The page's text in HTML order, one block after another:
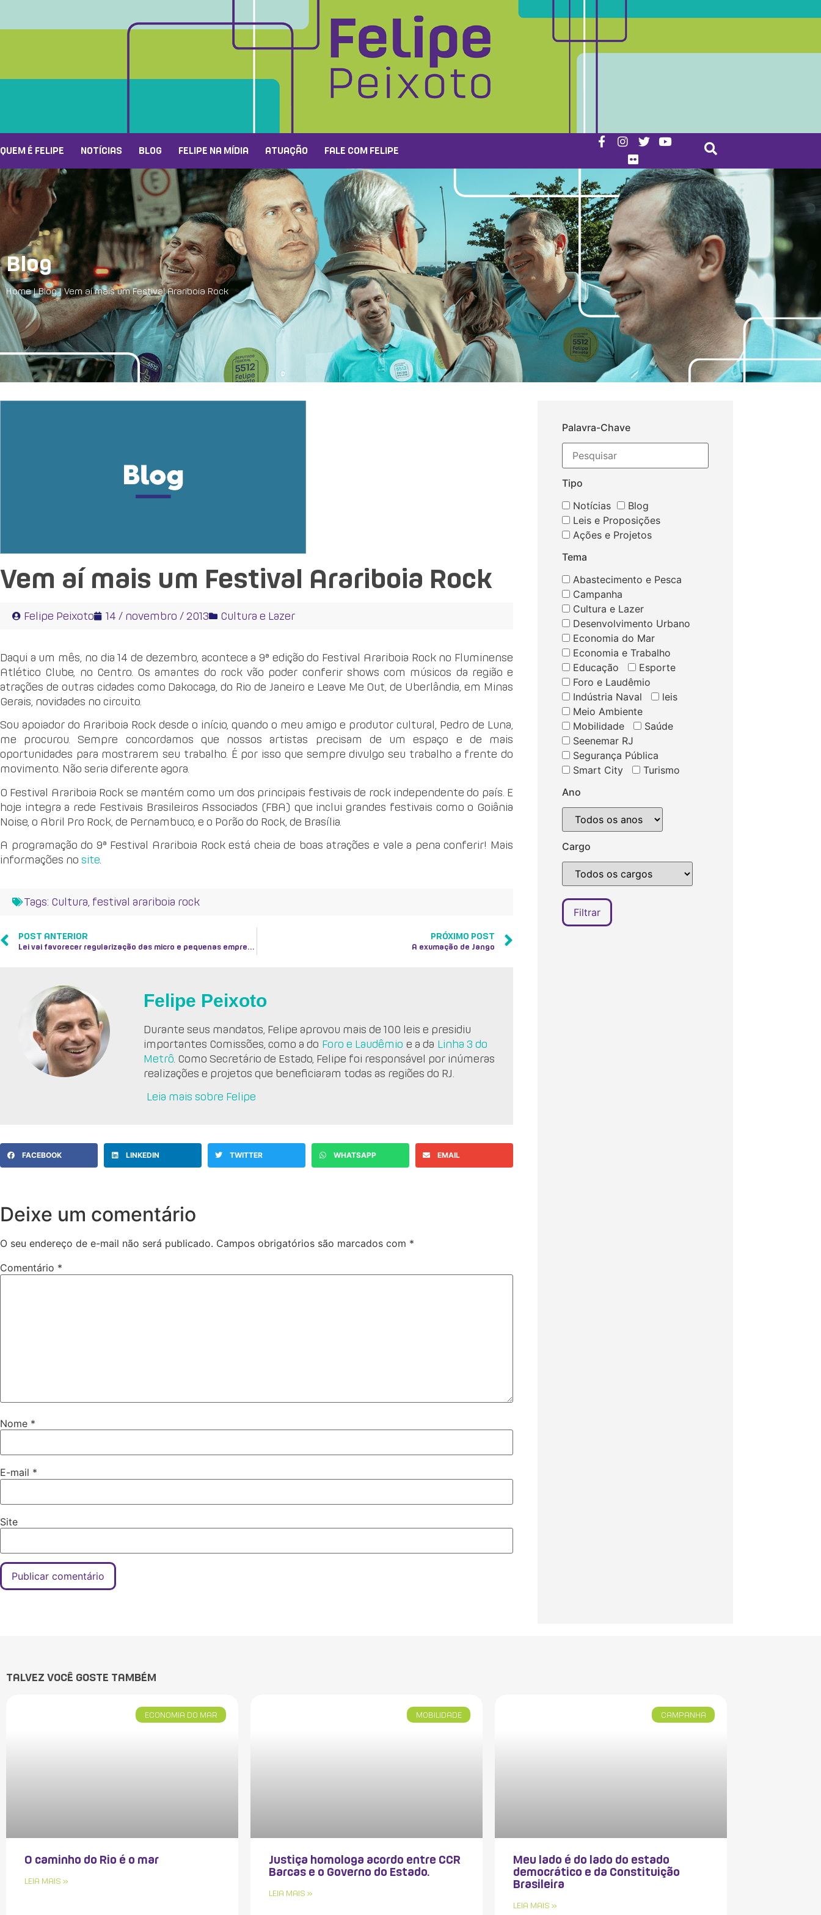
QUEM É FELIPE NOTÍCIAS BLOG FELIPE NA MÍDIA ATUAÇÃO FALE COM FELIPE
Blog
Home|Blog|Vem aí mais um Festival Arariboia Rock
Vem aí mais um Festival Arariboia Rock
Felipe Peixoto 14 / novembro / 2013 Cultura e Lazer
Daqui a um mês, no dia 14 de dezembro, acontece a 9ª edição do Festival Arariboia Rock no Fluminense
Atlético Clube, no Centro. Os amantes do rock vão poder conferir shows com músicos da região e
atrações de outras cidades como Dakocaga, do Rio de Janeiro e Leave Me Out, de Uberlândia, em Minas
Gerais, novidades no circuito.
Sou apoiador do Arariboia Rock desde o início, quando o meu amigo e produtor cultural, Pedro de Luna,
me procurou. Sempre concordamos que nossos artistas precisam de um espaço e de mais
oportunidades para mostrarem seu trabalho. É por isso que sempre divulgo seu trabalho a frente do
movimento. Não seria diferente agora.
O Festival Arariboia Rock se mantém como um dos principais festivais de rock independente do país. E
hoje integra a rede Festivais Brasileiros Associados (FBA) que inclui grandes festivais como o Goiânia
Noise, o Abril Pro Rock, de Pernambuco, e o Porão do Rock, de Brasília.
A programação do 9ª Festival Arariboia Rock está cheia de boas atrações e vale a pena conferir! Mais
informações no site
Tags: Cultura festival arariboia rock
POST ANTERIOR PRÓXIMO POST
A exumação de Jango
Felipe Peixoto
Durante seus mandatos, Felipe aprovou mais de 100 leis e presidiu
importantes Comissões, como a do Foro e Laudêmio e a da Linha 3 do
Metrô . Como Secretário de Estado, Felipe foi responsável por inúmeras
realizações e projetos que beneficiaram todas as regiões do RJ.
Leia mais sobre Felipe
FACEBOOK LINKEDIN TWITTER WHATSAPP EMAIL
Deixe um comentário
O seu endereço de e-mail não será publicado. Campos obrigatórios são marcados com *
Comentário *
Nome *
E-mail *
Site
Palavra-Chave
Tipo
Notícias
Blog
Leis e Proposições
Ações e Projetos
Tema
Abastecimento e Pesca
Campanha
Cultura e Lazer
Desenvolvimento Urbano
Economia do Mar
Economia e Trabalho
Educação
Esporte
Foro e Laudêmio
Indústria Naval
leis
Meio Ambiente
Mobilidade
Saúde
Seenemar RJ
Segurança Pública
Smart City
Turismo
Ano
Cargo
TALVEZ VOCÊ GOSTE TAMBÉM
ECONOMIA DO MAR
O caminho do Rio é o mar
LEIA MAIS »
MOBILIDADE
Justiça homologa acordo entre CCR
Barcas e o Governo do Estado.
LEIA MAIS »
CAMPANHA
Meu lado é do lado do estado
democrático e da Constituição
Brasileira
LEIA MAIS »